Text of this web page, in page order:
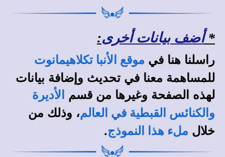
*أضف بيانات أخرى:
راسلنا هنا في موقع الأنبا تكلاهيمانوت
للمساهمة معنا في تحديث وإضافة بيانات
لهذه الصفحة وغيرها من قسم
الأديرة
والكنائس القبطية في العالم، وذلك من
خلال ملء هذا النموذج.